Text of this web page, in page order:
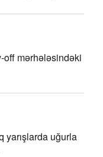
off mərhələsindəki
yarışlarda uğurla